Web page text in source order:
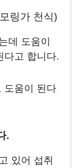
링가 천식)
데 도움이
다고 합니다.
도움이 된다
.
있어 섭취